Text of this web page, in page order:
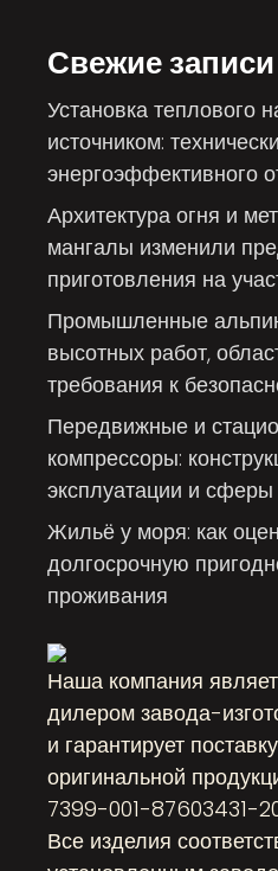
Свежие записи
Установка теплового
источником:
энергоэффективного
Архитектура огня и
мангалы изменили
приготовления на
Промышленные
высотных работ,
требования к
Передвижные и
компрессоры:
эксплуатации и
Жильё у моря: как
долгосрочную
проживания
Наша компания
дилером завода-
и гарантирует
оригинальной
7399-001-87603431-
Все изделия